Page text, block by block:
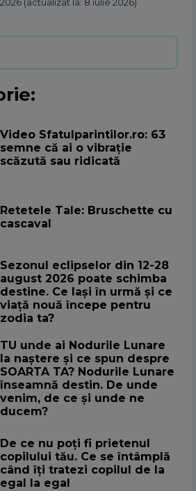
Video Sfatulparintilor.ro: 63
semne că ai o vibrație
scăzută sau ridicată
Retetele Tale: Bruschette cu
cascaval
Sezonul eclipselor din 12-28
august 2026 poate schimba
destine. Ce lași în urmă și ce
viață nouă începe pentru
zodia ta?
TU unde ai Nodurile Lunare
la naștere și ce spun despre
SOARTA TA? Nodurile Lunare
înseamnă destin. De unde
venim, de ce și unde ne
ducem?
De ce nu poți fi prietenul
copilului tău. Ce se întâmplă
când îți tratezi copilul de la
egal la egal